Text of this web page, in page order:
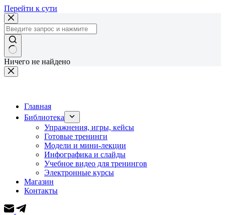
Перейти к сути
Ничего не найдено
Главная
Библиотека
Упражнения, игры, кейсы
Готовые тренинги
Модели и мини-лекции
Инфографика и слайды
Учебное видео для тренингов
Электронные курсы
Магазин
Контакты